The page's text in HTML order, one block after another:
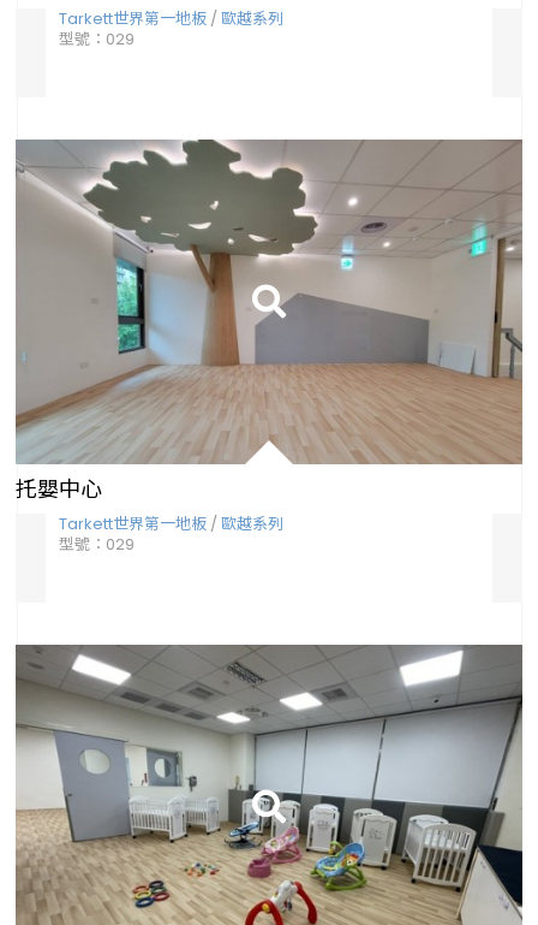
Tarkett世界第一地板/歐越系列
型號：029
托嬰中心
Tarkett世界第一地板/歐越系列
型號：029